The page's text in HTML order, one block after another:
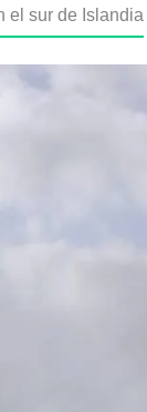
el sur de Islandia